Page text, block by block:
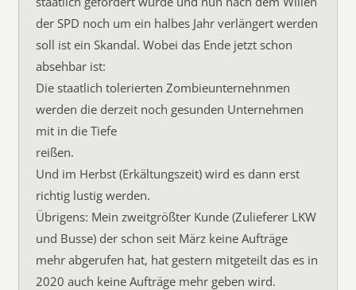
der SPD noch um ein halbes Jahr verlängert werden
soll ist ein Skandal. Wobei das Ende jetzt schon
absehbar ist:
Die staatlich tolerierten Zombieunternehnmen
werden die derzeit noch gesunden Unternehmen
mit in die Tiefe
reißen.
Und im Herbst (Erkältungszeit) wird es dann erst
richtig lustig werden.
Übrigens: Mein zweitgrößter Kunde (Zulieferer LKW
und Busse) der schon seit März keine Aufträge
mehr abgerufen hat, hat gestern mitgeteilt das es in
2020 auch keine Aufträge mehr geben wird.